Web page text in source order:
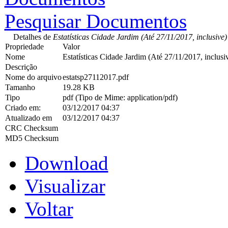
Pesquisar Documentos
Detalhes de Estatísticas Cidade Jardim (Até 27/11/2017, inclusive)
Propriedade
Valor
Nome
Estatísticas Cidade Jardim (Até 27/11/2017,
Descrição
Nome do arquivoestatsp27112017.pdf
Tamanho
19.28 KB
Tipo
pdf (Tipo de Mime: application/pdf)
Criado em:
03/12/2017 04:37
Atualizado em
03/12/2017 04:37
CRC Checksum
MD5 Checksum
Download
Visualizar
Voltar